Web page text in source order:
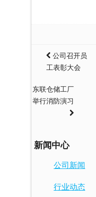
公司召开员
工表彰大会
东联仓储工厂
举行消防演习
新闻中心
公司新闻
行业动态